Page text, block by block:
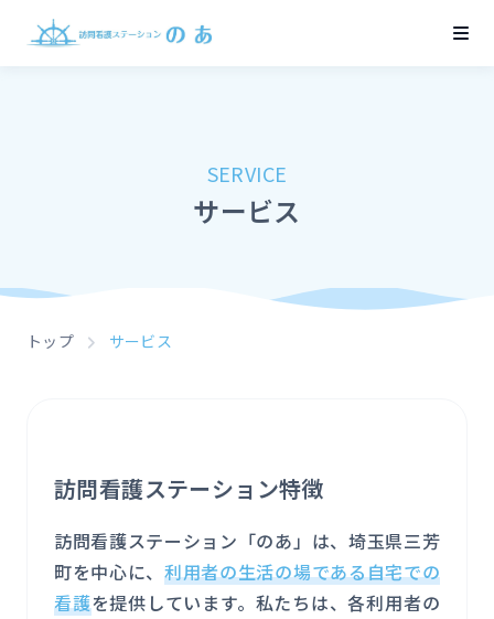
SERVICE
サービス
トップ サービス
訪問看護ステーション特徴
訪問看護ステーション「のあ」は、埼玉県三芳
町を中心に、利用者の生活の場である自宅での
看護を提供しています。私たちは、各利用者の